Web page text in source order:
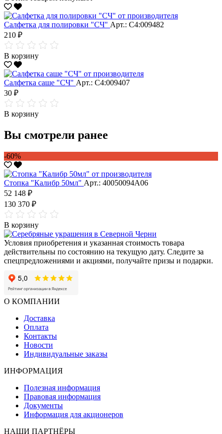
Салфетка для полировки "CЧ" Арт.: С4:009482
210 ₽
В корзину
Салфетка саше "CЧ" Арт.: С4:009407
30 ₽
В корзину
Вы смотрели ранее
-60%
Стопка "Калибр 50мл" Арт.: 40050094А06
52 148 ₽
130 370 ₽
В корзину
Условия приобретения и указанная стоимость товара
действительны по состоянию на текущую дату. Следите за
спецпредложениями и акциями, получайте призы и подарки.
О КОМПАНИИ
Доставка
Оплата
Контакты
Новости
Индивидуальные заказы
ИНФОРМАЦИЯ
Полезная информация
Правовая информация
Документы
Информация для акционеров
НАШИ ПАРТНЁРЫ